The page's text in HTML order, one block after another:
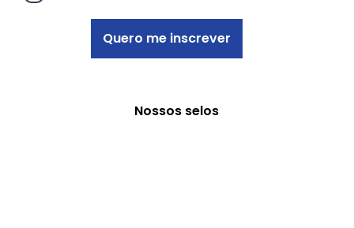
Quero me inscrever
Nossos selos